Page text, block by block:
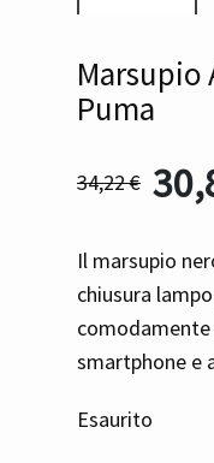
Marsupio
Puma
34,22€
Il marsupio
chiusura
smartphone e
Esaurito